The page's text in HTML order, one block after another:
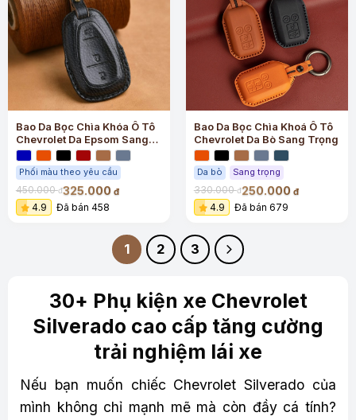
Bao Da Bọc Chìa Khóa Ô Tô
Chevrolet Da Epsom Sang
Trọng
Phối màu theo yêu cầu
450.000đ325.000 đ
4.9 Đã bán 458
Bao Da Bọc Chìa Khoá Ô Tô
Chevrolet Da Bò Sang Trọng
Da bò Sang trọng
330.000đ250.000 đ
4.9 Đã bán 679
1 2 3
30+ Phụ kiện xe Chevrolet
Silverado cao cấp tăng cường
trải nghiệm lái xe
Nếu bạn muốn chiếc Chevrolet Silverado của
mình không chỉ mạnh mẽ mà còn đầy cá tính?